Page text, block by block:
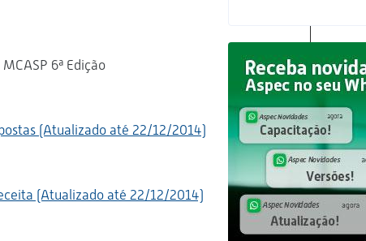
MCASP 6ª Edição
(Atualizado até 22/12/2014)
(Atualizado até 22/12/2014)